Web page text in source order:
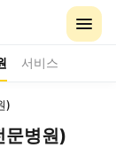
서비스
)
문병원)